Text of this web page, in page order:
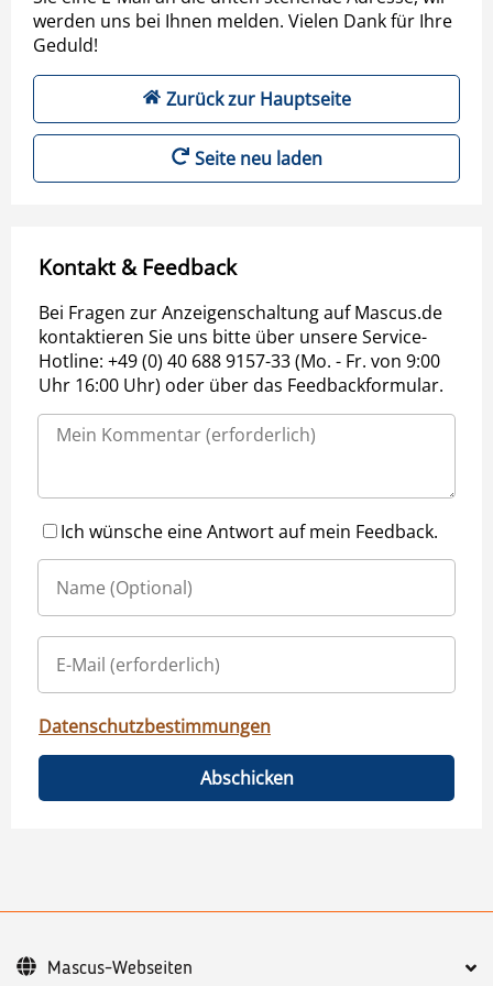
werden uns bei Ihnen melden. Vielen Dank für Ihre
Geduld!
Zurück zur Hauptseite
Seite neu laden
Kontakt & Feedback
Bei Fragen zur Anzeigenschaltung auf Mascus.de
kontaktieren Sie uns bitte über unsere Service-
Hotline: +49 (0) 40 688 9157-33 (Mo. - Fr. von 9:00
Uhr 16:00 Uhr) oder über das Feedbackformular.
Ich wünsche eine Antwort auf mein Feedback.
Datenschutzbestimmungen
Abschicken
Mascus-Webseiten